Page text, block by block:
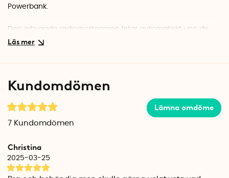
Powerbank.
Den inbyggda radiomottagaren letar automatiskt upp de
närliggande radiostationerna med bäst täckning. Du kan
Ficklampan lyser med ett vitt ljus. Genom att trycka
stänga av ficklampan samt växla mellan fast och blinkande
ljus. Du kan även få ficklampan att låta som en varnande
Ficklampans uppladdningsbara batteri kan även användas
Kundomdömen
Lämna omdöme
7 Kundomdömen
Christina
2025-03-25